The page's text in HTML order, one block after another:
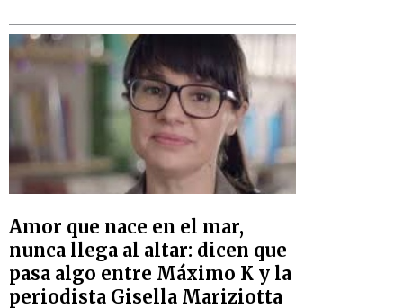
Amor que nace en el mar,
nunca llega al altar: dicen que
pasa algo entre Máximo K y la
periodista Gisella Mariziotta